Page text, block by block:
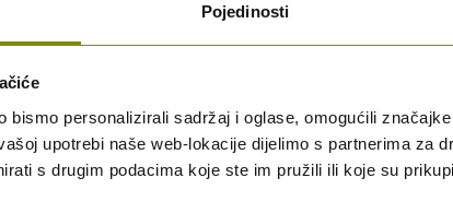
Pojedinosti
bismo personalizirali sadržaj i oglase, omogućili
upotrebi naše web-lokacije dijelimo s partnerima za
s drugim podacima koje ste im pružili ili koje su
Hrvatskoj